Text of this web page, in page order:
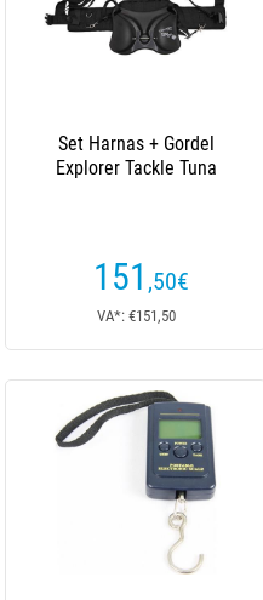
Set Harnas + Gordel
Explorer Tackle Tuna
151 ,50€
VA*: €151,50